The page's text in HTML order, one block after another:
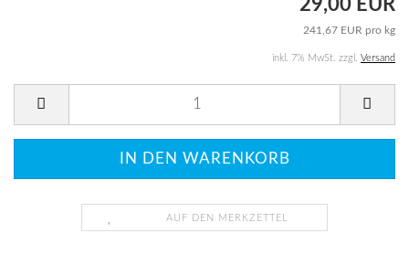
29,00 EUR
241,67 EUR pro kg
inkl. 7% MwSt. zzgl. Versand
AUF DEN MERKZETTEL